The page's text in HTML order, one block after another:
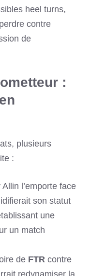
heel turns,
contre
de
:
plusieurs
:
l’emporte face
son statut
une
un match
de FTR contre
redynamiser la